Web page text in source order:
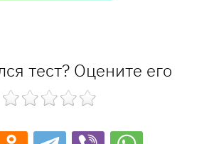
тест? Оцените его